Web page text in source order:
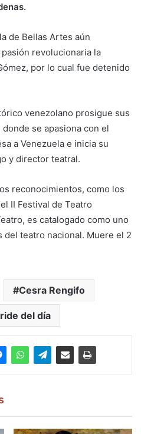
de Bellas Artes aún
revolucionaria la
por lo cual fue detenido
venezolano prosigue sus
se apasiona con el
a Venezuela e inicia su
y director teatral.
reconocimientos, como los
II Festival de Teatro
es catalogado como uno
teatro nacional. Muere el 2
Cesra Rengifo
del día